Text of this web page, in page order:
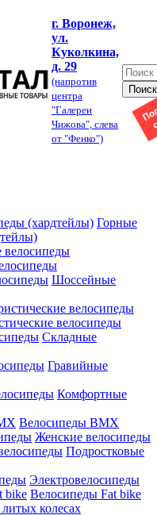
г. Воронеж,
ул.
Куколкина,
д. 29
(напротив
центра
"Галереи
Чижова", слева
от "Фенко")
Горные
Шоссейные
велосипеды
Складные
Гравийные
Комфортные
Велосипеды BMX
Женские велосипеды
Подростковые
Электровелосипеды
Велосипеды Fat bike